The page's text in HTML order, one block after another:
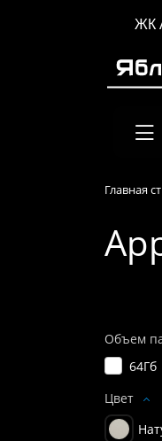
ЖК
Главная
Объем
64Гб
Цвет